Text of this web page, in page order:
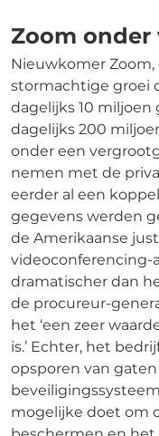
Zoom
Nieuwkomer
stormachtige groei
dagelijks 10 miljoen
dagelijks 200
onder een
nemen met de
eerder al een
gegevens werden
de Amerikaanse
videoconferencing-
dramatischer dan
de procureur-
het ‘een zeer
is.’ Echter, het
opsporen van
mogelijke doet om